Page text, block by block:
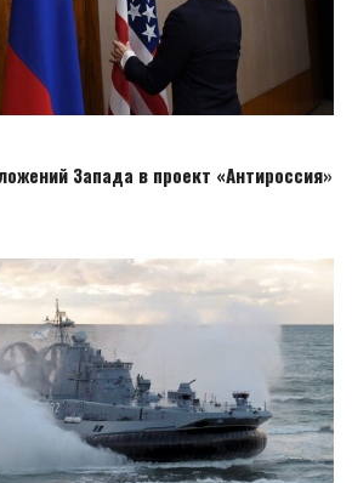
Запада в проект «Антироссия»